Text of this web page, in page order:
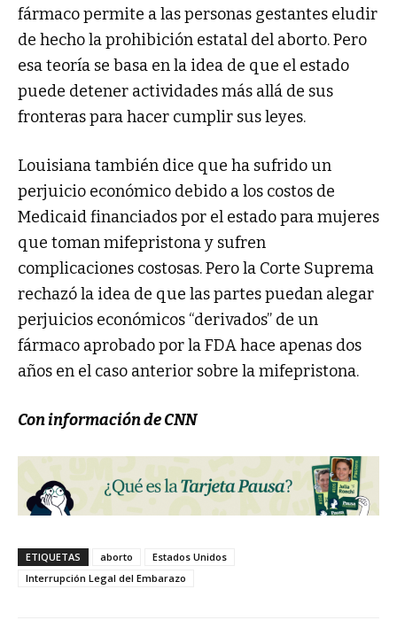
fármaco permite a las personas gestantes eludir
de hecho la prohibición estatal del aborto. Pero
esa teoría se basa en la idea de que el estado
puede detener actividades más allá de sus
fronteras para hacer cumplir sus leyes.
Louisiana también dice que ha sufrido un
perjuicio económico debido a los costos de
Medicaid financiados por el estado para mujeres
que toman mifepristona y sufren
complicaciones costosas. Pero la Corte Suprema
rechazó la idea de que las partes puedan alegar
perjuicios económicos “derivados” de un
fármaco aprobado por la FDA hace apenas dos
años en el caso anterior sobre la mifepristona.
Con información de CNN
ETIQUETAS aborto
Estados Unidos
Interrupción Legal del Embarazo